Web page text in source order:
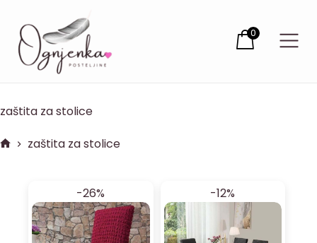
0
zaštita za stolice
zaštita za stolice
-26% -12%